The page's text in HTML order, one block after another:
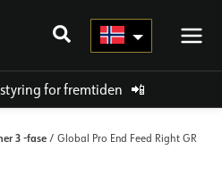
for fremtiden 📲
3 -fase / Global Pro End Feed Right GR